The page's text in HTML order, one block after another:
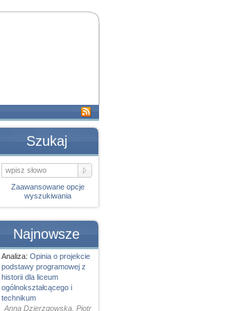
Szukaj
Zaawansowane opcje
wyszukiwania
Najnowsze
Analiza: Opinia o projekcie
podstawy programowej z
historii dla liceum
ogólnokształcącego i
technikum
Anna Dzierzgowska, Piotr